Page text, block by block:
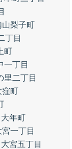
山梨子町
丁目
町
一丁目
里二丁目
窪町
大年町
宮一丁目
大宮五丁目